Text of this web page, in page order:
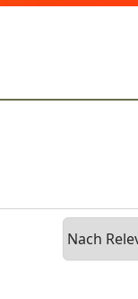
Sortieren